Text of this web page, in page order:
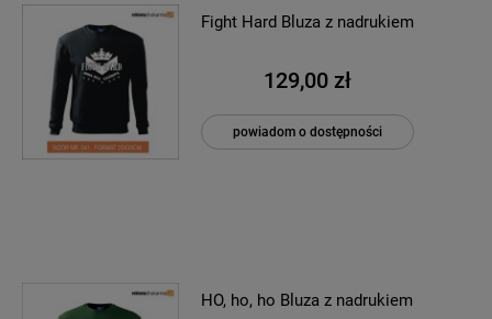
Fight Hard Bluza z nadrukiem
129,00 zł
powiadom o dostępności
HO, ho, ho Bluza z nadrukiem